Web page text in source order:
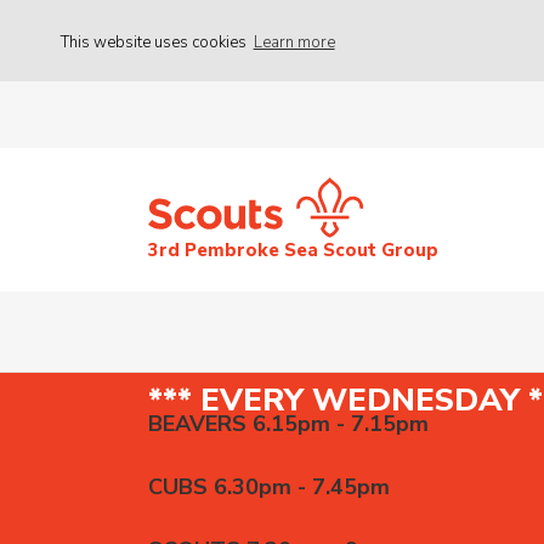
This website uses cookies Learn more
3rd Pembroke Sea Scout Group
*** EVERY WEDNESDAY
BEAVERS 6.15pm - 7.15pm
CUBS 6.30pm - 7.45pm